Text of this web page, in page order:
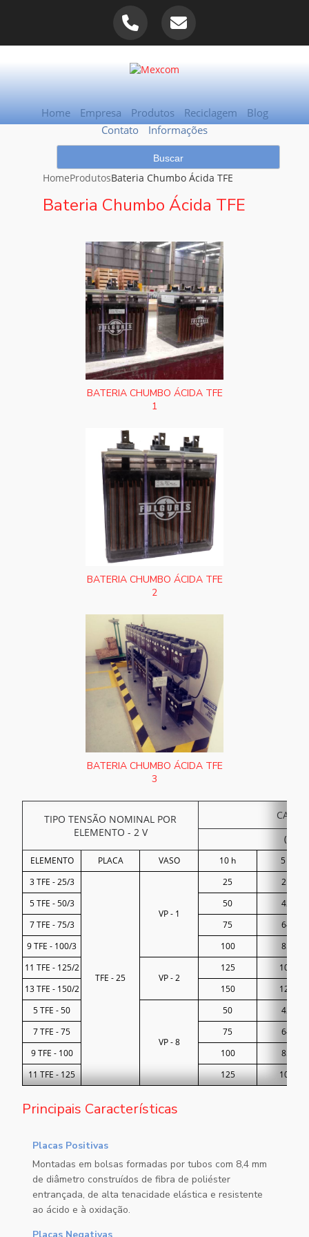
Home Empresa Produtos Reciclagem
Blog
Contato
Informações
HomeProdutosBateria Chumbo Ácida TFE
Bateria Chumbo Ácida TFE
BATERIA CHUMBO ÁCIDA TFE
1
BATERIA CHUMBO ÁCIDA TFE
2
BATERIA CHUMBO ÁCIDA TFE
3
TIPO TENSÃO NOMINAL POR
ELEMENTO - 2 V
(25°C
ELEMENTO
PLACA VASO 10 h
5 h
3 TFE - 25/3
TFE - 25
VP - 1
25
21
5 TFE - 50/3
50
42
7 TFE - 75/3
75
64
9 TFE - 100/3
100
85
11 TFE - 125/2
VP - 2
125
106
13 TFE - 150/2
150
127
5 TFE - 50
VP - 8
50
42
7 TFE - 75
75
64
9 TFE - 100
100
85
11 TFE - 125
125 106
Principais Características
Placas Positivas
Montadas em bolsas formadas por tubos com 8,4 mm
de diâmetro construídos de fibra de poliéster
entrançada, de alta tenacidade elástica e resistente
ao ácido e à oxidação.